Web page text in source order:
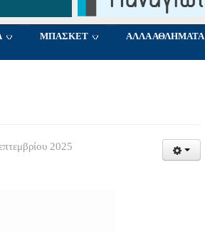
ΜΠΑΣΚΕΤ ΑΛΛΑ ΑΘΛΗΜΑΤΑ
2025